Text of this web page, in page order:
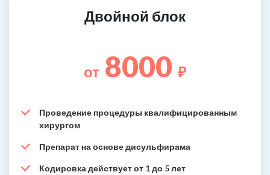
Двойной блок
от 8000 ₽
Проведение процедуры квалифицированным
хирургом
Препарат на основе дисульфирама
Кодировка действует от 1 до 5 лет